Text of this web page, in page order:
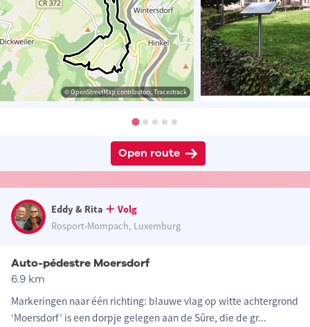
© OpenStreetMap contributors, Tracestrack
Open route
Eddy & Rita
Volg
Rosport-Mompach, Luxemburg
Auto-pédestre Moersdorf
6.9 km
Markeringen naar één richting: blauwe vlag op witte achtergrond
‘Moersdorf’ is een dorpje gelegen aan de Sûre, die de gr...